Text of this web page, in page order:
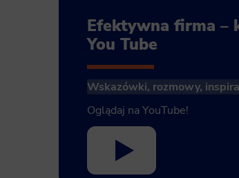
Efektywna firma –
You Tube
Wskazówki, rozmowy,
Oglądaj na YouTube!